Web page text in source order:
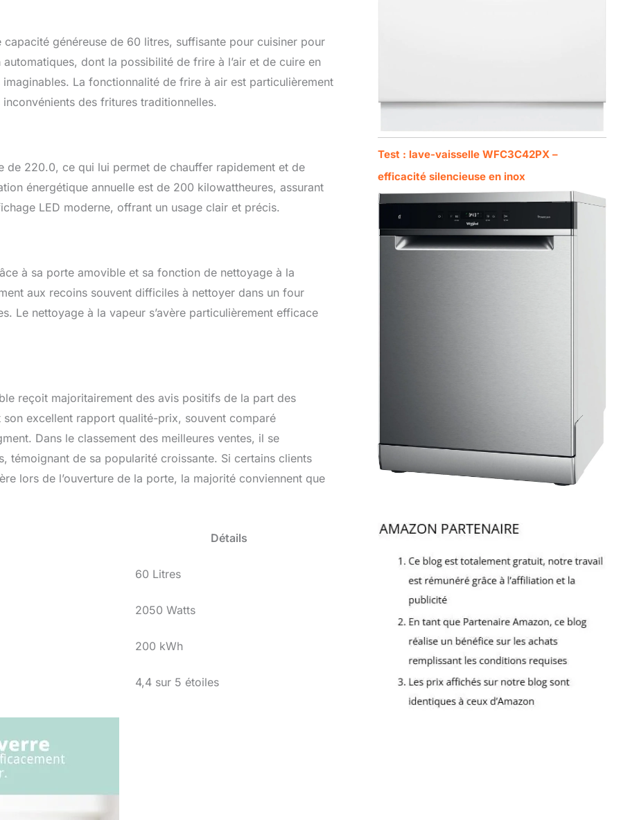
généreuse de 60 litres, suffisante pour cuisiner pour
dont la possibilité de frire à l’air et de cuire en
La fonctionnalité de frire à air est particulièrement
des fritures traditionnelles.
220.0, ce qui lui permet de chauffer rapidement et de
énergétique annuelle est de 200 kilowattheures, assurant
LED moderne, offrant un usage clair et précis.
à sa porte amovible et sa fonction de nettoyage à la
aux recoins souvent difficiles à nettoyer dans un four
Le nettoyage à la vapeur s’avère particulièrement efficace
reçoit majoritairement des avis positifs de la part des
excellent rapport qualité-prix, souvent comparé
Dans le classement des meilleures ventes, il se
témoignant de sa popularité croissante. Si certains clients
lors de l’ouverture de la porte, la majorité conviennent que
Détails
60 Litres
2050 Watts
200 kWh
4,4 sur 5 étoiles
Test : lave-vaisselle WFC3C42PX –
efficacité silencieuse en inox